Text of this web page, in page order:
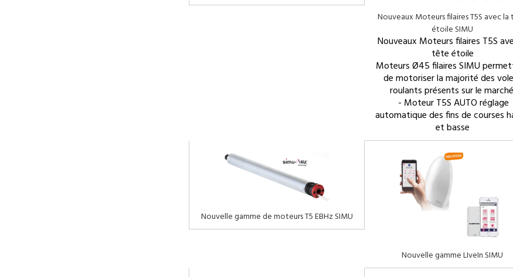
Nouveaux Moteurs filaires T5S avec
étoile SIMU
Nouveaux Moteurs filaires T5S
tête étoile
Moteurs Ø45 filaires SIMU
de motoriser la majorité des
roulants présents sur le
- Moteur T5S AUTO réglage
automatique des fins de courses
et basse
Nouvelle gamme de moteurs T5 EBHz SIMU
Nouvelle gamme LIveIn SIMU